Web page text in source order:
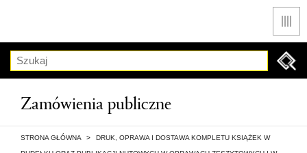
Szukaj
Zamówienia publiczne
STRONA GŁÓWNA > DRUK, OPRAWA I DOSTAWA KOMPLETU KSIĄŻEK W